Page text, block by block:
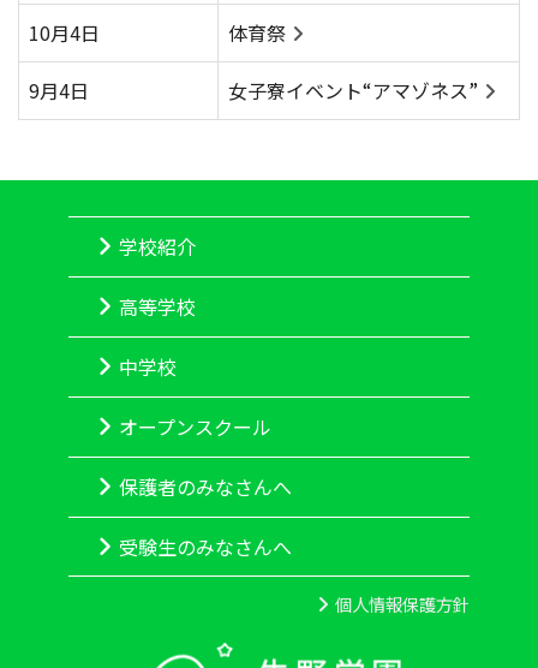
10月4日
体育祭
9月4日
女子寮イベント“アマゾネス”
学校紹介
高等学校
中学校
オープンスクール
保護者のみなさんへ
受験生のみなさんへ
個人情報保護方針